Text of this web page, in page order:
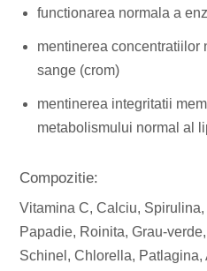
functionarea normala a
mentinerea concentratiilor
sange (crom)
mentinerea integritatii
metabolismului normal al
Compozitie:
Vitamina C, Calciu,
Papadie, Roinita, Grau-
Schinel, Chlorella,